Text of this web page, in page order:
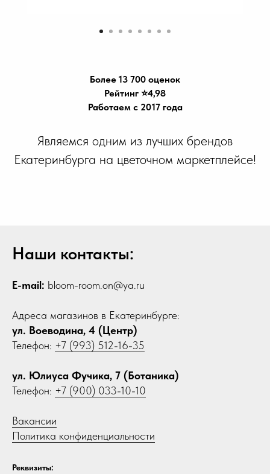
Более 13 700 оценок
Рейтинг ⭐️4,98
Работаем с 2017 года
Являемся одним из лучших брендов
Екатеринбурга на цветочном маркетплейсе!
Наши контакты:
E-mail: bloom-room.on@ya.ru
Адреса магазинов в Екатеринбурге:
ул. Воеводина, 4 (Центр)
Телефон: +7 (993) 512-16-35
ул. Юлиуса Фучика, 7 (Ботаника)
Телефон: +7 (900) 033-10-10
Вакансии
Политика конфиденциальности
Реквизиты: